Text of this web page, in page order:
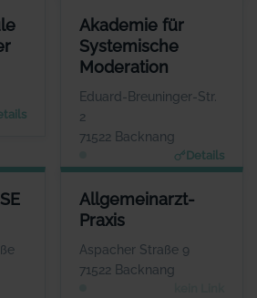
AUCHTER
Auchter
WEBSITE
backnang.de
Akademie für
Systemische
Moderation
Eduard-Breuninger-Str.
2
71522 Backnang
Details
AKADEMIE FÜR SYSTEMISCHE
& CO. KG
Jenner
WEBSITE
Allgemeinarzt-
Praxis
Aspacher Straße 9
71522 Backnang
ALLGEMEINARZT-PRAXIS
ANSPRECHPARTNER
Frau Susanne Thies-
Tenschert
Keine Website hinterlegt